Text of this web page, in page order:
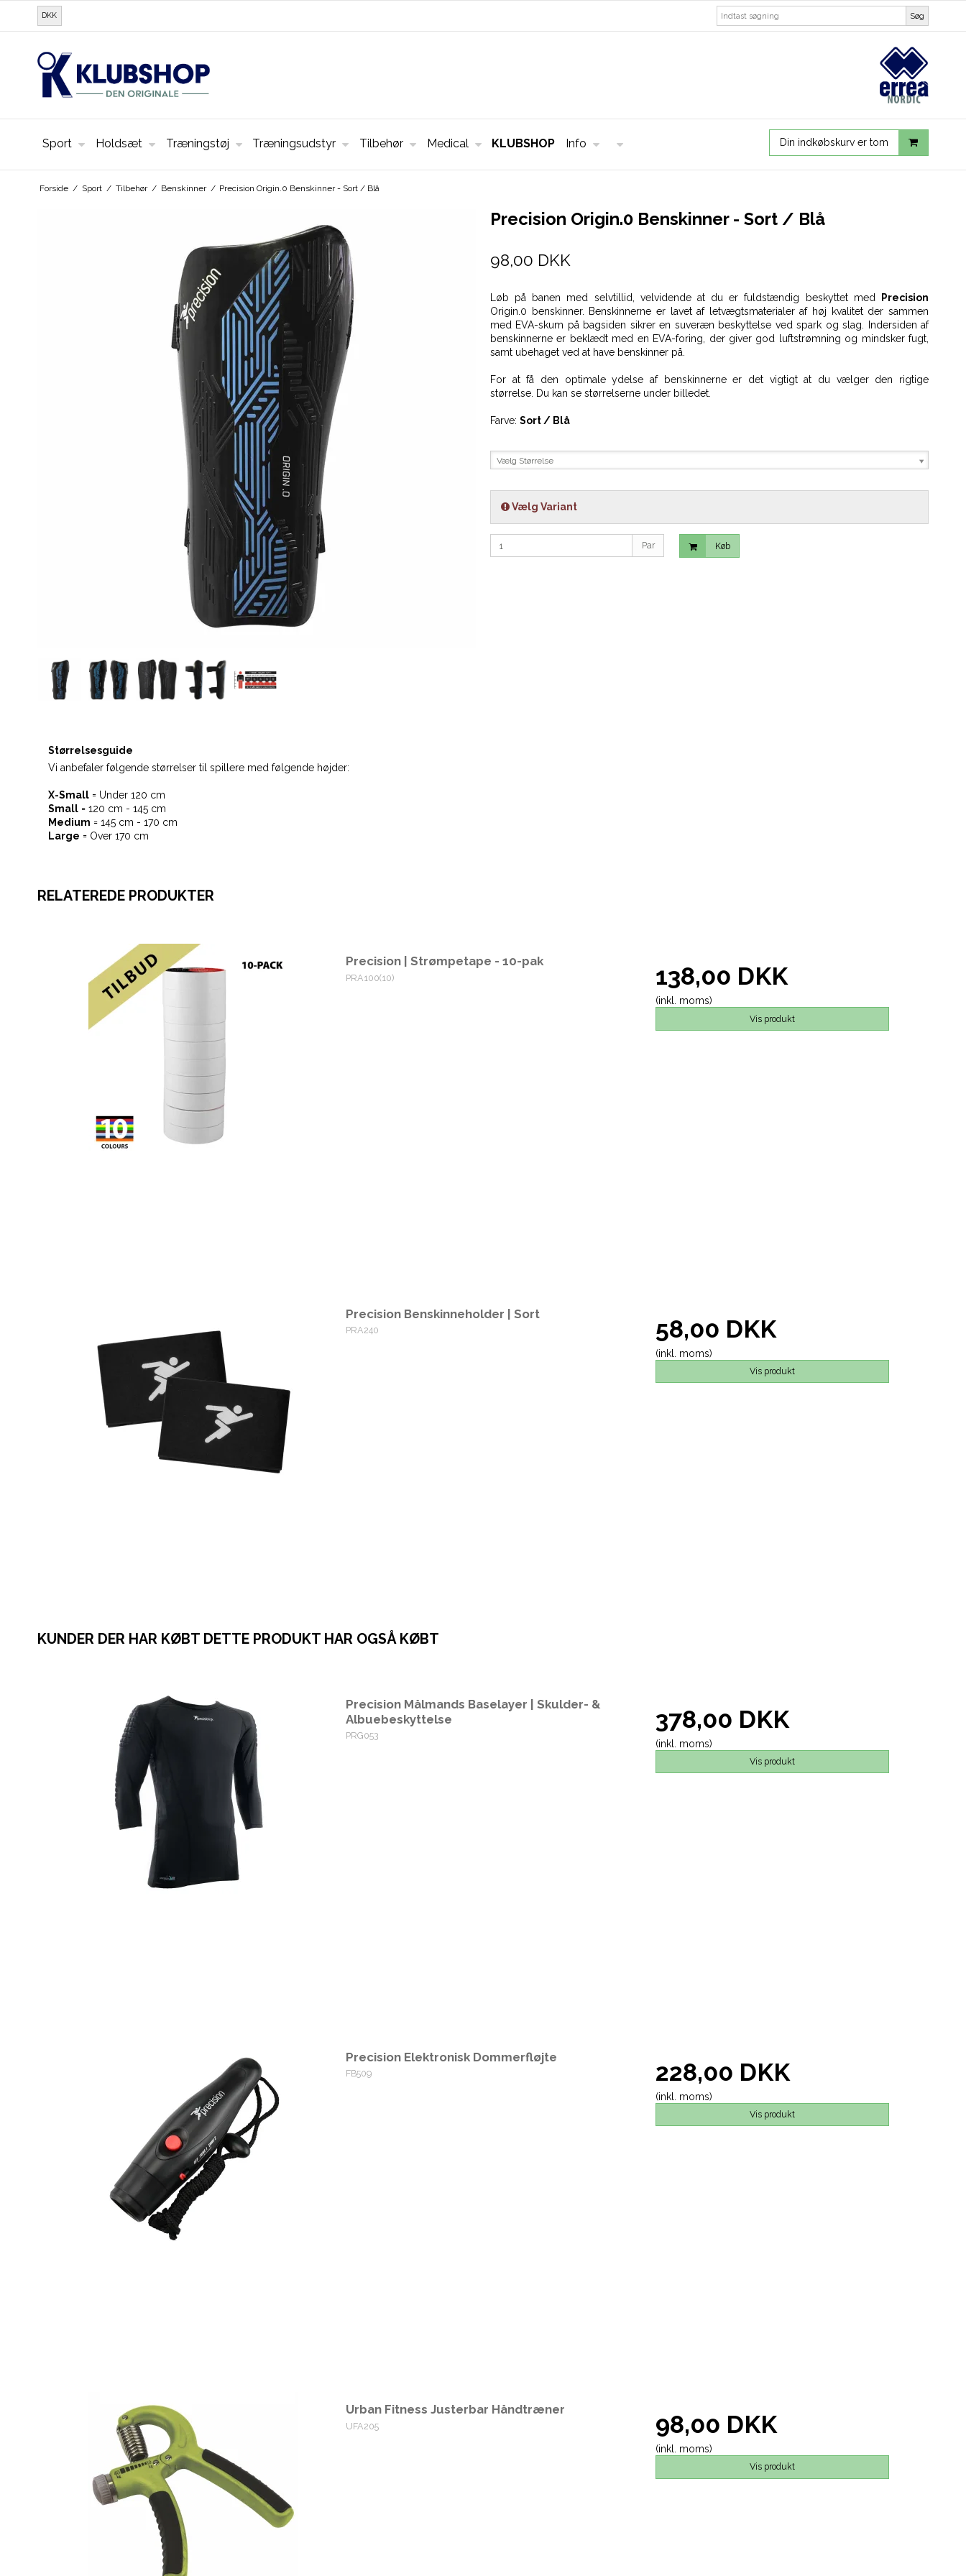
DKK Søg
Sport Holdsæt Træningstøj Træningsudstyr Tilbehør Medical KLUBSHOP Info Din indkøbskurv er tom
Forside / Sport / Tilbehør / Benskinner / Precision Origin.0 Benskinner - Sort / Blå
Precision Origin.0 Benskinner - Sort / Blå
98,00 DKK
Løb på banen med selvtillid, velvidende at du er fuldstændig beskyttet med
Precision
Origin.0 benskinner. Benskinnerne er lavet af letvægtsmaterialer af høj kvalitet der sammen
med EVA-skum på bagsiden sikrer en suveræn beskyttelse ved spark og slag. Indersiden af
benskinnerne er beklædt med en EVA-foring, der giver god luftstrømning og mindsker fugt,
samt ubehaget ved at have benskinner på.
For at få den optimale ydelse af benskinnerne er det vigtigt at du vælger den rigtige
størrelse. Du kan se størrelserne under billedet.
Farve: Sort / Blå
Vælg Størrelse
Vælg Variant
Par Køb
Størrelsesguide
Vi anbefaler følgende størrelser til spillere med følgende højder:
X-Small = Under 120 cm
Small = 120 cm - 145 cm
Medium = 145 cm - 170 cm
Large = Over 170 cm
RELATEREDE PRODUKTER
Precision | Strømpetape - 10-pak
PRA100(10) 138,00 DKK
(inkl. moms)
Vis produkt
Precision Benskinneholder | Sort
PRA240 58,00 DKK
(inkl. moms)
Vis produkt
KUNDER DER HAR KØBT DETTE PRODUKT HAR OGSÅ KØBT
Precision Målmands Baselayer | Skulder- &
Albuebeskyttelse
PRG053
378,00 DKK
(inkl. moms)
Vis produkt
Precision Elektronisk Dommerfløjte
FB509 228,00 DKK
(inkl. moms)
Vis produkt
Urban Fitness Justerbar Håndtræner
UFA205 98,00 DKK
(inkl. moms)
Vis produkt